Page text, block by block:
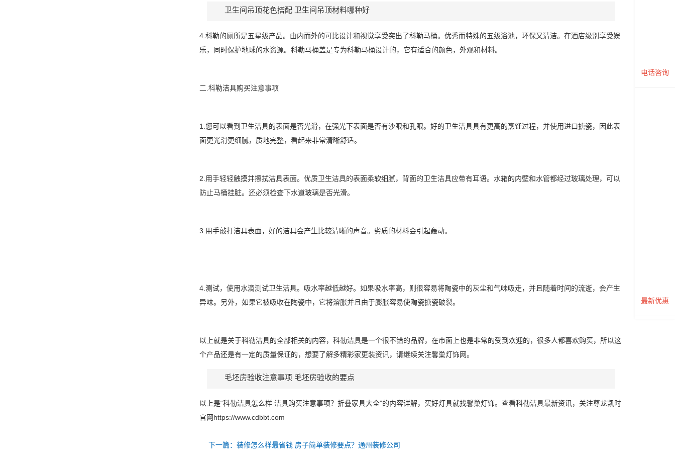
卫生间吊顶花色搭配 卫生间吊顶材料哪种好
4.科勒的厕所是五星级产品。由内而外的可比设计和视觉享受突出了科勒马桶。优秀而特殊的五级浴池，环保又清洁。在酒店级别享受娱
乐，同时保护地球的水资源。科勒马桶盖是专为科勒马桶设计的，它有适合的颜色，外观和材料。
二.科勒洁具购买注意事项
1.您可以看到卫生洁具的表面是否光滑，在强光下表面是否有沙眼和孔眼。好的卫生洁具具有更高的烹饪过程，并使用进口搪瓷，因此表
面更光滑更细腻，质地完整，看起来非常清晰舒适。
2.用手轻轻触摸并擦拭洁具表面。优质卫生洁具的表面柔软细腻，背面的卫生洁具应带有耳语。水箱的内壁和水管都经过玻璃处理，可以
防止马桶挂脏。还必须检查下水道玻璃是否光滑。
3.用手敲打洁具表面，好的洁具会产生比较清晰的声音。劣质的材料会引起轰动。
4.测试，使用水滴测试卫生洁具。吸水率越低越好。如果吸水率高，则很容易将陶瓷中的灰尘和气味吸走，并且随着时间的流逝，会产生
异味。另外，如果它被吸收在陶瓷中，它将溶胀并且由于膨胀容易使陶瓷搪瓷破裂。
以上就是关于科勒洁具的全部相关的内容，科勒洁具是一个很不错的品牌，在市面上也是非常的受到欢迎的，很多人都喜欢购买，所以这
个产品还是有一定的质量保证的，想要了解多精彩家更装资讯，请继续关注馨巢灯饰网。
毛坯房验收注意事项 毛坯房验收的要点
以上是“科勒洁具怎么样 洁具购买注意事项？折叠家具大全”的内容详解，买好灯具就找馨巢灯饰。查看科勒洁具最新资讯，关注尊龙凯时
官网https://www.cdbbt.com
下一篇：装修怎么样最省钱 房子简单装修要点？通州装修公司
电话咨询
最新优惠